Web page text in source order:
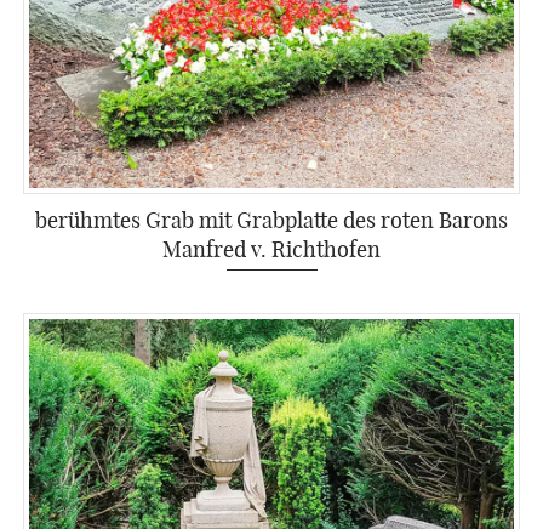
berühmtes Grab mit Grabplatte des roten Barons
Manfred v. Richthofen